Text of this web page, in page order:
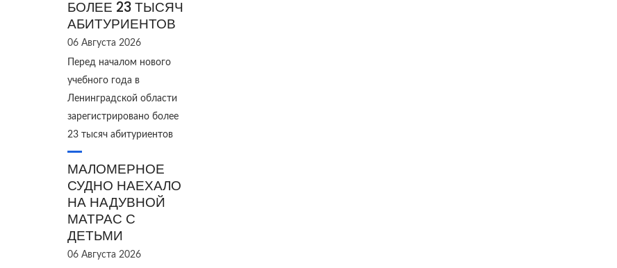
БОЛЕЕ 23 ТЫСЯЧ
АБИТУРИЕНТОВ
06 Августа 2026
Перед началом нового
учебного года в
Ленинградской области
зарегистрировано более
23 тысяч абитуриентов
МАЛОМЕРНОЕ
СУДНО НАЕХАЛО
НА НАДУВНОЙ
МАТРАС С
ДЕТЬМИ
06 Августа 2026